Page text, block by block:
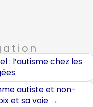
: l’autisme chez les
autiste et non-
et sa voie →